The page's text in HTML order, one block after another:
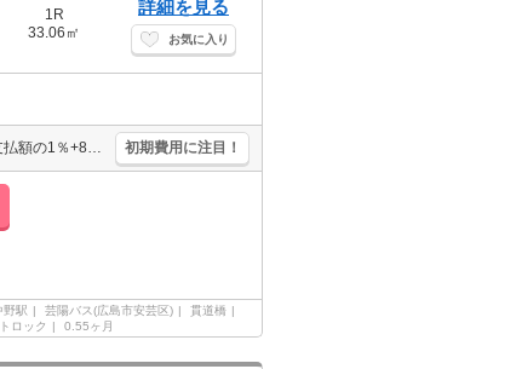
1R
33.06㎡
詳細を見る
お気に入り
スーパーが近く(303m)買物便利。保証会社加入要(初回35,000円、月額総支払額の1％+800円/月)。 初期費用に注目！
野駅 芸陽バス(広島市安芸区)
貫道橋
ロック 0.55ヶ月